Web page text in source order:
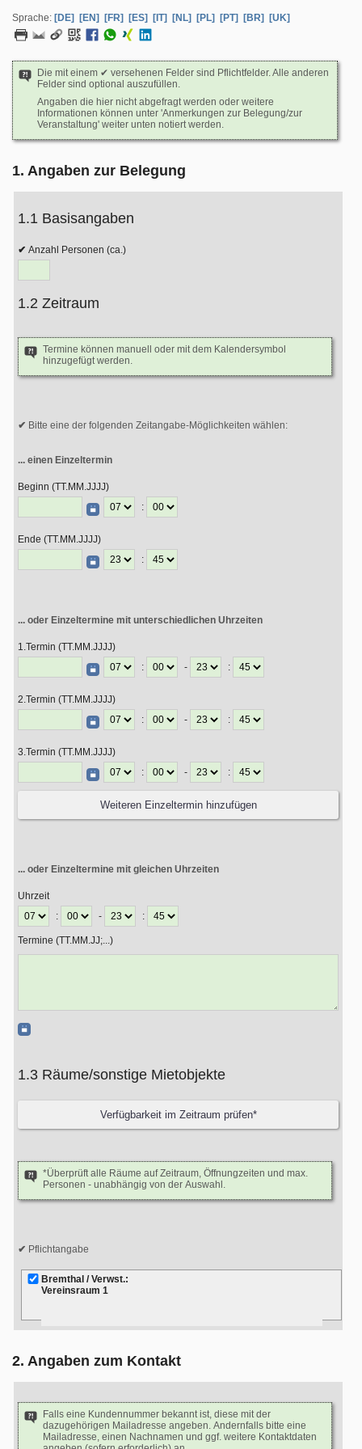
Sprache: [DE] [EN] [FR] [ES] [IT] [NL] [PL] [PT] [BR] [UK]
Die mit einem ✔ versehenen Felder sind Pflichtfelder. Alle anderen
Felder sind optional auszufüllen.
Angaben die hier nicht abgefragt werden oder weitere
Informationen können unter 'Anmerkungen zur Belegung/zur
Veranstaltung' weiter unten notiert werden.
1. Angaben zur Belegung
1.1 Basisangaben
Anzahl Personen (ca.)
1.2 Zeitraum
Termine können manuell oder mit dem Kalendersymbol
hinzugefügt werden.
Bitte eine der folgenden Zeitangabe-Möglichkeiten wählen:
... einen Einzeltermin
Beginn (TT.MM.JJJJ)
:
Ende (TT.MM.JJJJ)
:
... oder Einzeltermine mit unterschiedlichen Uhrzeiten
1.Termin (TT.MM.JJJJ)
:
- :
2.Termin (TT.MM.JJJJ)
:
- :
3.Termin (TT.MM.JJJJ)
:
- :
... oder Einzeltermine mit gleichen Uhrzeiten
Uhrzeit
:
- :
Termine (TT.MM.JJ;...)
1.3 Räume/sonstige Mietobjekte
*Überprüft alle Räume auf Zeitraum, Öffnungzeiten und max.
Personen - unabhängig von der Auswahl.
Pflichtangabe
Bremthal / Verwst.:
Vereinsraum 1
2. Angaben zum Kontakt
Falls eine Kundennummer bekannt ist, diese mit der
dazugehörigen Mailadresse angeben. Andernfalls bitte eine
Mailadresse, einen Nachnamen und ggf. weitere Kontaktdaten